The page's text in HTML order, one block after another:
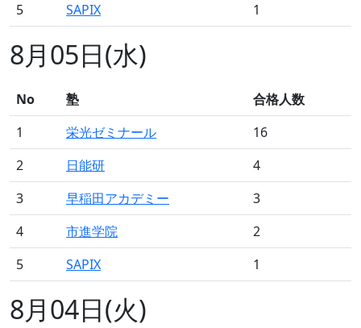
5
SAPIX 1
8月05日(水)
No 塾
合格人数
1
栄光ゼミナール
16
2
日能研
4
3
早稲田アカデミー
3
4
市進学院
2
5
SAPIX 1
8月04日(火)